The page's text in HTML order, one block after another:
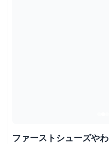
ファーストシューズや